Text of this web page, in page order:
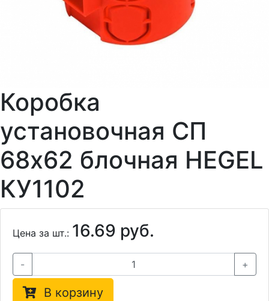
Коробка
установочная СП
68х62 блочная HEGEL
КУ1102
Цена за шт.: 16.69 руб.
- +
В корзину